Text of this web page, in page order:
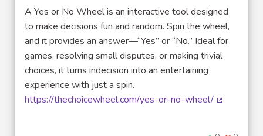
A Yes or No Wheel is an interactive tool designed
to make decisions fun and random. Spin the wheel,
and it provides an answer—“Yes” or “No.” Ideal for
games, resolving small disputes, or making trivial
choices, it turns indecision into an entertaining
experience with just a spin.
https://thechoicewheel.com/yes-or-no-wheel/